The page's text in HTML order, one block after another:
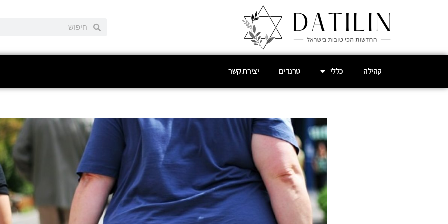
קהילה כללי טרנדים יצירת קשר